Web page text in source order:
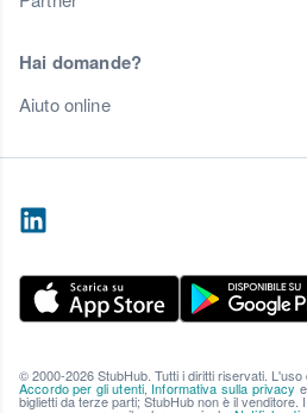
Hai domande?
Aiuto online
© 2000-2026 StubHub. Tutti i diritti riservati.
Accordo per gli utenti, Informativa sulla privacy e
biglietti da terze parti; StubHub non è il